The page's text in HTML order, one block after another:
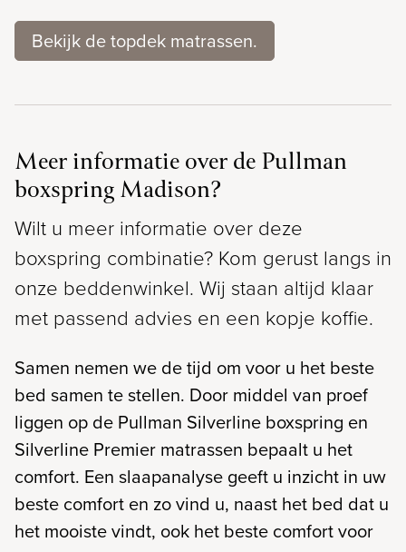
Bekijk de topdek matrassen.
Meer informatie over de Pullman
boxspring Madison?
Wilt u meer informatie over deze
boxspring combinatie? Kom gerust langs in
onze beddenwinkel. Wij staan altijd klaar
met passend advies en een kopje koffie.
Samen nemen we de tijd om voor u het beste
bed samen te stellen. Door middel van proef
liggen op de Pullman Silverline boxspring en
Silverline Premier matrassen bepaalt u het
comfort. Een slaapanalyse geeft u inzicht in uw
beste comfort en zo vind u, naast het bed dat u
het mooiste vindt, ook het beste comfort voor